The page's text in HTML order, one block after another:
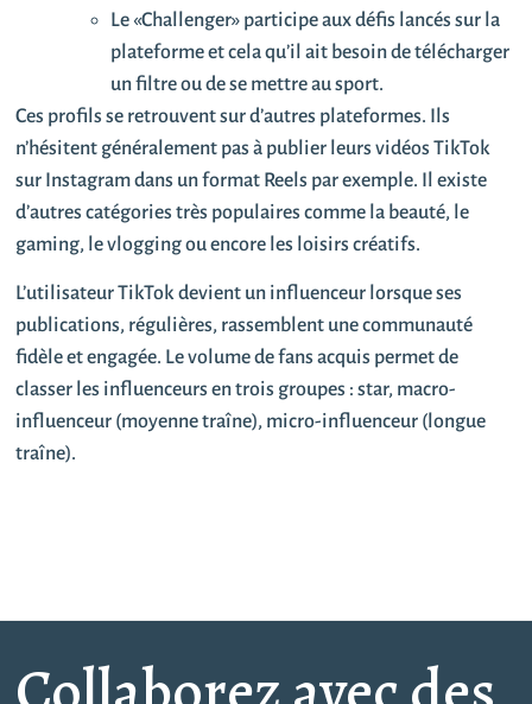
Le «Challenger» participe aux défis lancés sur la
plateforme et cela qu’il ait besoin de télécharger
un filtre ou de se mettre au sport.
Ces profils se retrouvent sur d’autres plateformes. Ils
n’hésitent généralement pas à publier leurs vidéos TikTok
sur Instagram dans un format Reels par exemple. Il existe
d’autres catégories très populaires comme la beauté, le
gaming, le vlogging ou encore les loisirs créatifs.
L’utilisateur TikTok devient un influenceur lorsque ses
publications, régulières, rassemblent une communauté
fidèle et engagée. Le volume de fans acquis permet de
classer les influenceurs en trois groupes : star, macro-
influenceur (moyenne traîne), micro-influenceur (longue
traîne).